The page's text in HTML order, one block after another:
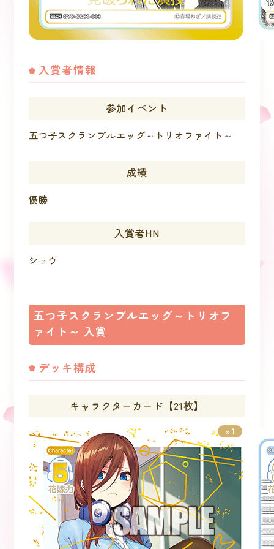
入賞者情報
参加イベント
五つ子スクランブルエッグ～トリオファイト～
成績
優勝
入賞者HN
ショウ
五つ子スクランブルエッグ～トリオフ
ァイト～ 入賞
デッキ構成
キャラクターカード【21枚】
× 1